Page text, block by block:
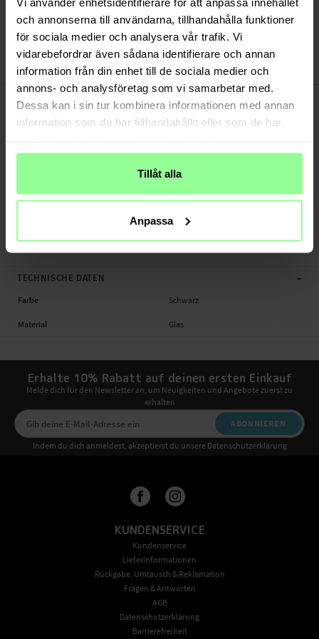
och annonserna till användarna, tillhandahålla funktioner
för sociala medier och analysera vår trafik. Vi
vidarebefordrar även sådana identifierare och annan
information från din enhet till de sociala medier och
annons- och analysföretag som vi samarbetar med.
Dessa kan i sin tur kombinera informationen med annan
information som du har tillhandahållit eller som de har
Tillåt alla
Anpassa
Bezahle sicher via Klarna oder PayPal
30 Tage Rückgaberecht
Art number:60869 Ringke
PRODUKTBESCHREIBUNG
- Apple iPhone 16 Pro Max A3296 / A3084 / A3295 / A3297
Marke: Ringke
TECHNISCHE DATEN -
Farbe Schwarz
Material Glas
Erhalte 10% Rabatt auf deinen ersten Einkauf
Melde dich für den Newsletter an, um Neuigkeiten und Angebote zuerst zu
erhalten
ABONNIEREN
Indem du dich anmeldest, akzeptierst du unsere Datenschutzerklärung
KUNDENSERVICE
Kundenservice
Lieferinformationen
Rückgabe, Umtausch & Reklamation
Fragen & Antworten
AGB
Datenschutzerklärung
Barrierefreiheit